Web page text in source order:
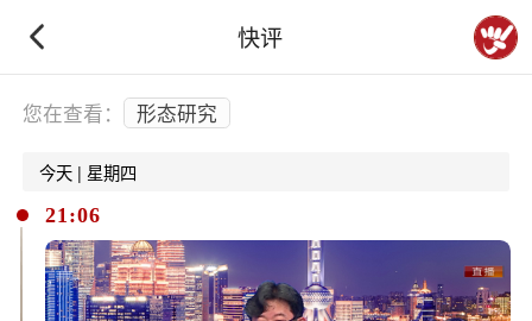
快评
下拉刷新
您在查看： 形态研究
今天 | 星期四
21:06